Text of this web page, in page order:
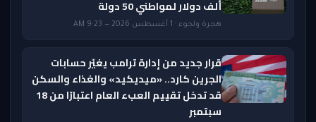
ألف دولار لمواطني 50 دولة
هجرة ولجوء · 1 أغسطس 2026 — 9:23 AM
قرار جديد من إدارة ترامب يغيّر حسابات
الجرين كارد.. «ميديكيد» والغذاء والسكن
قد تدخل تقييم العبء العام اعتبارًا من 18
سبتمبر